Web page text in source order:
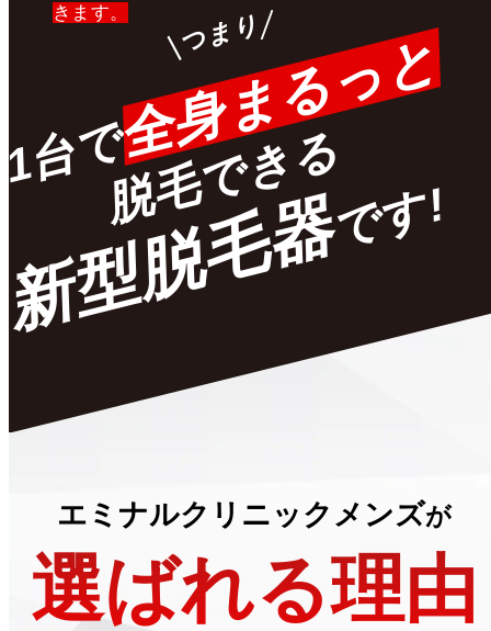
きます。
つまり
1台で全身まるっと
脱毛できる
新型脱毛器です!
エミナルクリニックメンズが
選ばれる理由